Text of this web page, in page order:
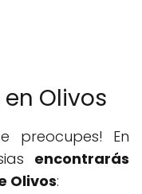
Olivos
preocupes! En
encontrarás
Olivos: